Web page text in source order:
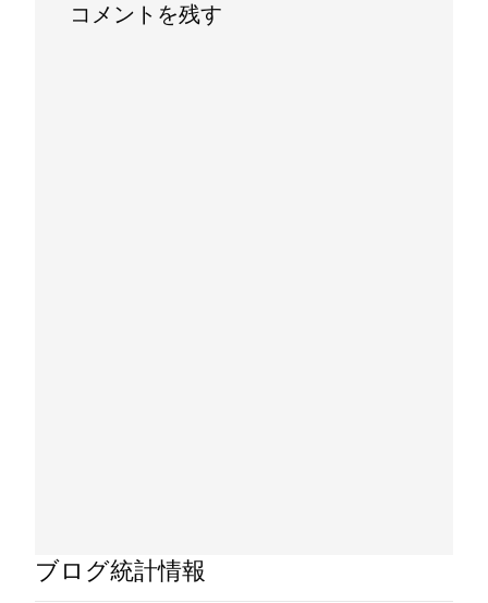
コメントを残す
ブログ統計情報